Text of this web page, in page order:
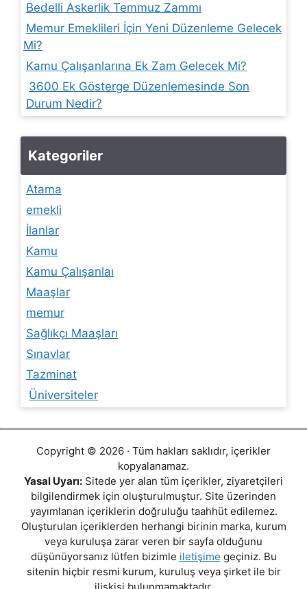
Bedelli Askerlik Temmuz Zammı
Memur Emeklileri İçin Yeni Düzenleme Gelecek
Mi?
Kamu Çalışanlarına Ek Zam Gelecek Mi?
3600 Ek Gösterge Düzenlemesinde Son
Durum Nedir?
Kategoriler
Atama
emekli
İlanlar
Kamu
Kamu Çalışanlaı
Maaşlar
memur
Sağlıkçı Maaşları
Sınavlar
Tazminat
Üniversiteler
Copyright © 2026 · Tüm hakları saklıdır, içerikler
kopyalanamaz.
Yasal Uyarı: Sitede yer alan tüm içerikler, ziyaretçileri
bilgilendirmek için oluşturulmuştur. Site üzerinden
yayımlanan içeriklerin doğruluğu taahhüt edilemez.
Oluşturulan içeriklerden herhangi birinin marka, kurum
veya kuruluşa zarar veren bir sayfa olduğunu
düşünüyorsanız lütfen bizimle iletişime geçiniz. Bu
sitenin hiçbir resmi kurum, kuruluş veya şirket ile bir